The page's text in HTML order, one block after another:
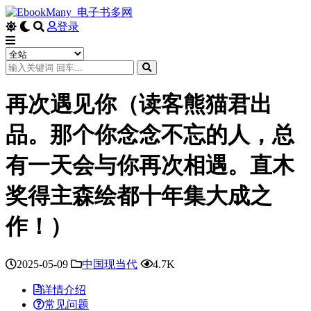
登录
再次遇见你（读客熊猫君出
品。那个你念念不忘的人，总
有一天会与你再次相遇。直木
奖得主森绘都十年集大成之
作！）
2025-05-09 中国现当代 4.7K
详情介绍
常见问题